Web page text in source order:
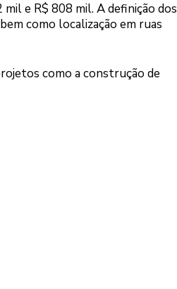
mil e R$ 808 mil. A definição dos
como localização em ruas
como a construção de